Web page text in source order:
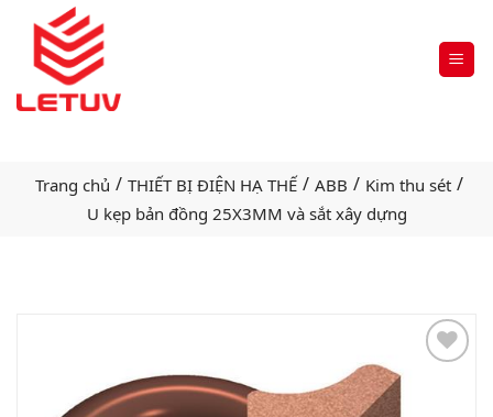
Trang chủ / THIẾT BỊ ĐIỆN HẠ THẾ / ABB / Kim thu sét /
U kẹp bản đồng 25X3MM và sắt xây dựng